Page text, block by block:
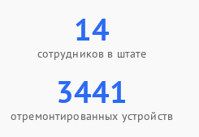
14
сотрудников в штате
3441
отремонтированных устройств